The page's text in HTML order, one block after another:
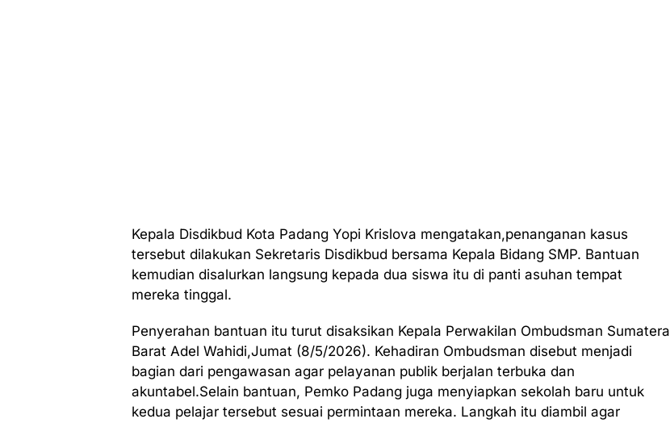
Kepala Disdikbud Kota Padang Yopi Krislova mengatakan,penanganan kasus
tersebut dilakukan Sekretaris Disdikbud bersama Kepala Bidang SMP. Bantuan
kemudian disalurkan langsung kepada dua siswa itu di panti asuhan tempat
mereka tinggal.
Penyerahan bantuan itu turut disaksikan Kepala Perwakilan Ombudsman Sumatera
Barat Adel Wahidi,Jumat (8/5/2026). Kehadiran Ombudsman disebut menjadi
bagian dari pengawasan agar pelayanan publik berjalan terbuka dan
akuntabel.Selain bantuan, Pemko Padang juga menyiapkan sekolah baru untuk
kedua pelajar tersebut sesuai permintaan mereka. Langkah itu diambil agar